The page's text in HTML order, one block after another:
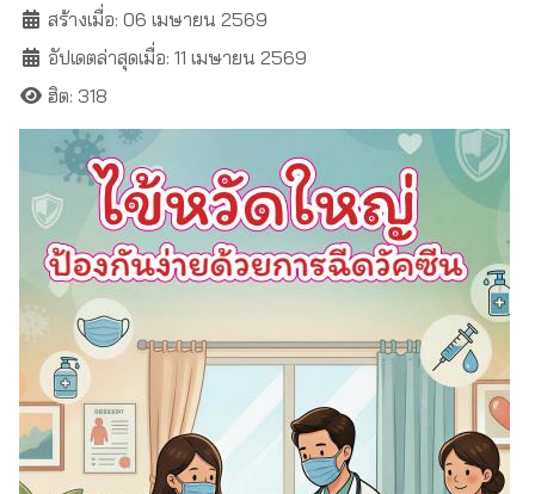
สร้างเมื่อ: 06 เมษายน 2569
อัปเดตล่าสุดเมื่อ: 11 เมษายน 2569
ฮิต: 318